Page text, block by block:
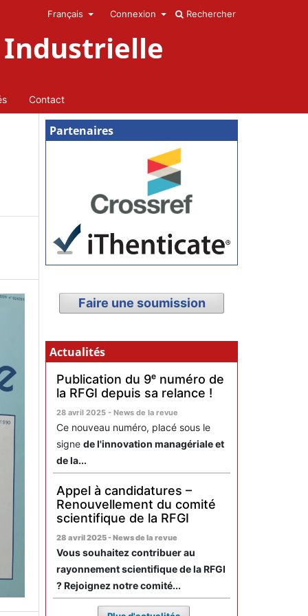
Industrielle
Contact
Rechercher
Français Connexion
Partenaires
Faire une soumission
Actualités
Publication du 9ᵉ numéro de
la RFGI depuis sa relance !
28 avril 2025 - News de la revue
Ce nouveau numéro, placé sous le
signe de l'innovation managériale et
de la...
Appel à candidatures –
Renouvellement du comité
scientifique de la RFGI
28 avril 2025 - News de la revue
Vous souhaitez contribuer au
rayonnement scientifique de la RFGI
? Rejoignez notre comité...